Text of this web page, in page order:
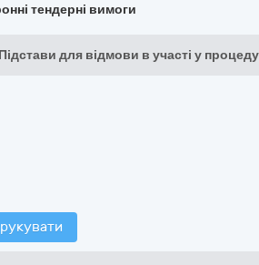
тендерні вимоги
Підстави для відмови в участі у